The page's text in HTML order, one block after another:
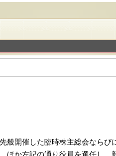
開催した臨時株主総会ならび
か左記の通り役員を選任し、